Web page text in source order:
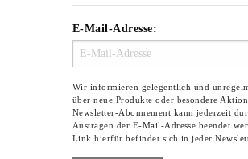
E-Mail-Adresse:
Wir informieren gelegentlich und
über neue Produkte oder besondere
Newsletter-Abonnement kann jederzeit
Austragen der E-Mail-Adresse beendet
Link hierfür befindet sich in jeder